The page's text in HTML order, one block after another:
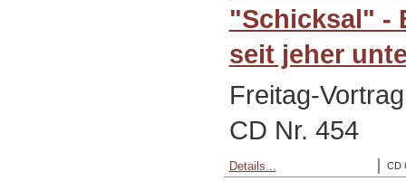
"Schicksal" -
seit jeher
Freitag-
CD Nr. 454
CD
Details...